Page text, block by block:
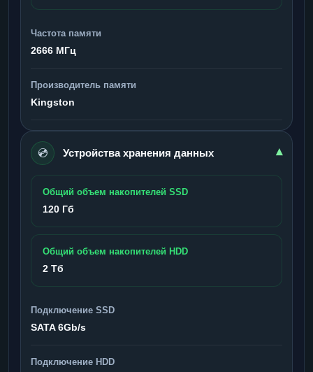
Частота памяти
2666 МГц
Производитель памяти
Kingston
💿 Устройства хранения данных ▾
Общий объем накопителей SSD
120 Гб
Общий объем накопителей HDD
2 Тб
Подключение SSD
SATA 6Gb/s
Подключение HDD